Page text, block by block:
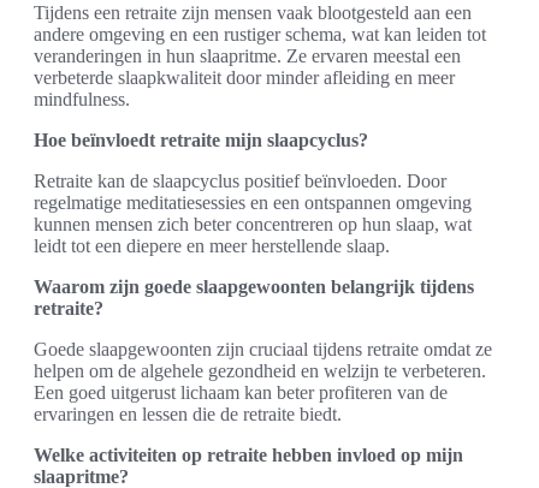
Tijdens een retraite zijn mensen vaak blootgesteld aan een
andere omgeving en een rustiger schema, wat kan leiden tot
veranderingen in hun slaapritme. Ze ervaren meestal een
verbeterde slaapkwaliteit door minder afleiding en meer
mindfulness.
Hoe beïnvloedt retraite mijn slaapcyclus?
Retraite kan de slaapcyclus positief beïnvloeden. Door
regelmatige meditatiesessies en een ontspannen omgeving
kunnen mensen zich beter concentreren op hun slaap, wat
leidt tot een diepere en meer herstellende slaap.
Waarom zijn goede slaapgewoonten belangrijk tijdens
retraite?
Goede slaapgewoonten zijn cruciaal tijdens retraite omdat ze
helpen om de algehele gezondheid en welzijn te verbeteren.
Een goed uitgerust lichaam kan beter profiteren van de
ervaringen en lessen die de retraite biedt.
Welke activiteiten op retraite hebben invloed op mijn
slaapritme?